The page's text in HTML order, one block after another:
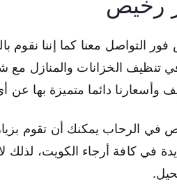
التواصل معنا كما إننا نقوم
في تنظيف الخزانات والمنازل
وأسعارنا دائما متميزة بها
في الرحاب يمكنك أن تقوم
في كافة أرجاء الكويت،